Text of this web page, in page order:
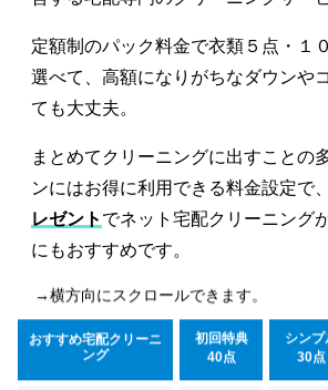
定額制のパック料金で衣類５点・１
選べて、高額になりがちなダウンや
ても大丈夫。
まとめてクリーニングに出すことの
ンにはお得に利用できる料金設定で、
レゼント でネット宅配クリーニング
にもおすすめです。
→横方向にスクロールできます。
おすすめ宅配クリーニ
ング
初回特典
40点
シンプ
30点